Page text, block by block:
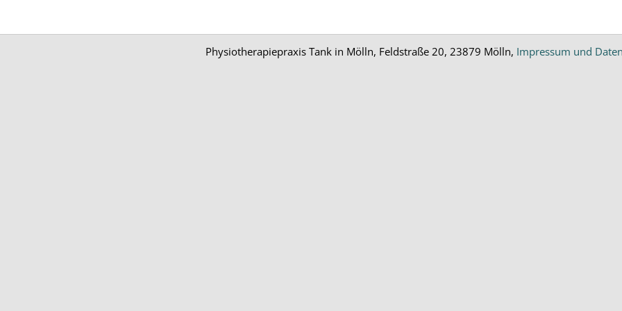
Physiotherapiepraxis Tank in Mölln, Feldstraße 20, 23879 Mölln, Impressum und